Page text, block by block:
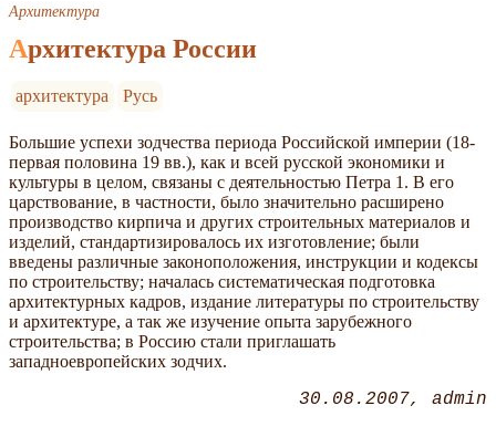
Архитектура
Архитектура России
архитектура Русь
Большие успехи зодчества периода Российской империи (18-
первая половина 19 вв.), как и всей русской экономики и
культуры в целом, связаны с деятельностью Петра 1. В его
царствование, в частности, было значительно расширено
производство кирпича и других строительных материалов и
изделий, стандартизировалось их изготовление; были
введены различные законоположения, инструкции и кодексы
по строительству; началась систематическая подготовка
архитектурных кадров, издание литературы по строительству
и архитектуре, а так же изучение опыта зарубежного
строительства; в Россию стали приглашать
западноевропейских зодчих.
30.08.2007 admin